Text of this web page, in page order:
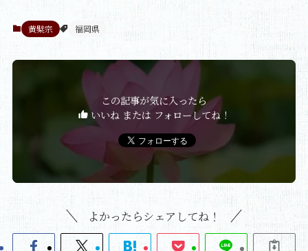
黄檗宗 福岡県
この記事が気に入ったら
いいね または フォローしてね！
よかったらシェアしてね！